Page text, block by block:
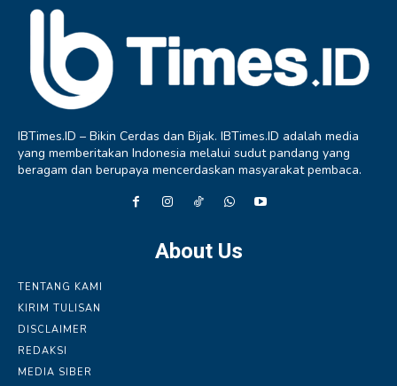
IBTimes.ID – Bikin Cerdas dan Bijak. IBTimes.ID adalah media
yang memberitakan Indonesia melalui sudut pandang yang
beragam dan berupaya mencerdaskan masyarakat pembaca.
About Us
TENTANG KAMI
KIRIM TULISAN
DISCLAIMER
REDAKSI
MEDIA SIBER